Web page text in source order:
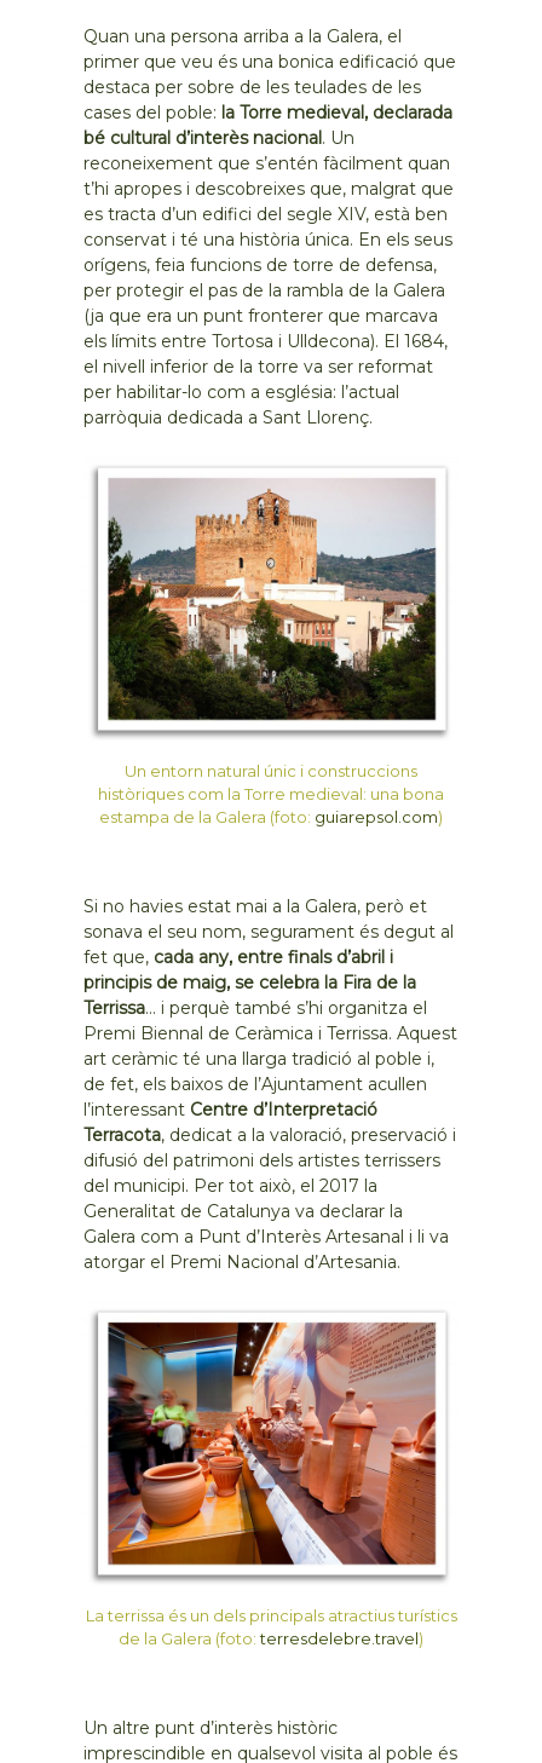
Quan una persona arriba a la Galera, el
primer que veu és una bonica edificació que
destaca per sobre de les teulades de les
cases del poble: la Torre medieval, declarada
bé cultural d’interès nacional. Un
reconeixement que s’entén fàcilment quan
t’hi apropes i descobreixes que, malgrat que
es tracta d’un edifici del segle XIV, està ben
conservat i té una història única. En els seus
orígens, feia funcions de torre de defensa,
per protegir el pas de la rambla de la Galera
(ja que era un punt fronterer que marcava
els límits entre Tortosa i Ulldecona). El 1684,
el nivell inferior de la torre va ser reformat
per habilitar-lo com a església: l’actual
parròquia dedicada a Sant Llorenç.
Un entorn natural únic i construccions
històriques com la Torre medieval: una bona
estampa de la Galera (foto: guiarepsol.com)
Si no havies estat mai a la Galera, però et
sonava el seu nom, segurament és degut al
fet que, cada any, entre finals d’abril i
principis de maig, se celebra la Fira de la
Terrissa… i perquè també s’hi organitza el
Premi Biennal de Ceràmica i Terrissa. Aquest
art ceràmic té una llarga tradició al poble i,
de fet, els baixos de l’Ajuntament acullen
l’interessant Centre d’Interpretació
Terracota, dedicat a la valoració, preservació i
difusió del patrimoni dels artistes terrissers
del municipi. Per tot això, el 2017 la
Generalitat de Catalunya va declarar la
Galera com a Punt d’Interès Artesanal i li va
atorgar el Premi Nacional d’Artesania.
La terrissa és un dels principals atractius turístics
de la Galera (foto:terresdelebre.travel)
Un altre punt d’interès històric
imprescindible en qualsevol visita al poble és